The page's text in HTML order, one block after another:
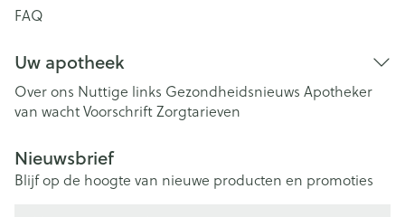
FAQ
Uw apotheek
Over ons Nuttige links Gezondheidsnieuws Apotheker
van wachtVoorschriftZorgtarieven
Nieuwsbrief
Blijf op de hoogte van nieuwe producten en promoties